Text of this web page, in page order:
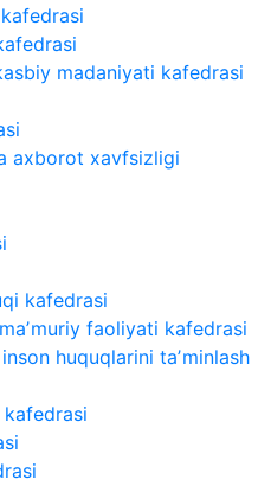
madaniyati kafedrasi
axborot xavfsizligi
kafedrasi
faoliyati kafedrasi
huquqlarini taʼminlash